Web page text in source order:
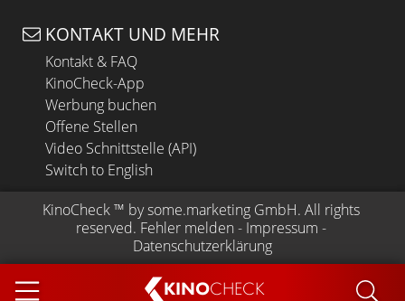
KINOCHECK
KONTAKT UND MEHR
Kontakt & FAQ
KinoCheck-App
Werbung buchen
Offene Stellen
Video Schnittstelle (API)
Switch to English
KinoCheck ™ by some.marketing GmbH. All rights
reserved. Fehler melden - Impressum -
Datenschutzerklärung